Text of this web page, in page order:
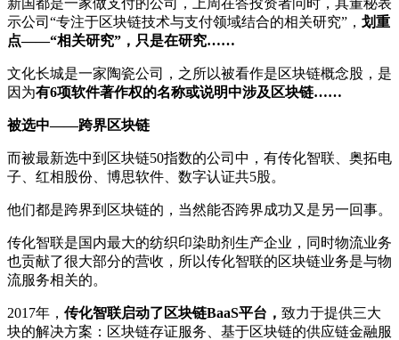
示公司“专注于区块链技术与支付领域结合的相关研究”， 划重
点——“相关研究”，只是在研究……
文化长城是一家陶瓷公司，之所以被看作是区块链概念股，是
因为有6项软件著作权的名称或说明中涉及区块链……
被选中——跨界区块链
而被最新选中到区块链50指数的公司中，有传化智联、奥拓电
子、红相股份、博思软件、数字认证共5股。
他们都是跨界到区块链的，当然能否跨界成功又是另一回事。
传化智联是国内最大的纺织印染助剂生产企业，同时物流业务
也贡献了很大部分的营收，所以传化智联的区块链业务是与物
流服务相关的。
2017年， 传化智联启动了区块链BaaS平台， 致力于提供三大
块的解决方案：区块链存证服务、基于区块链的供应链金融服